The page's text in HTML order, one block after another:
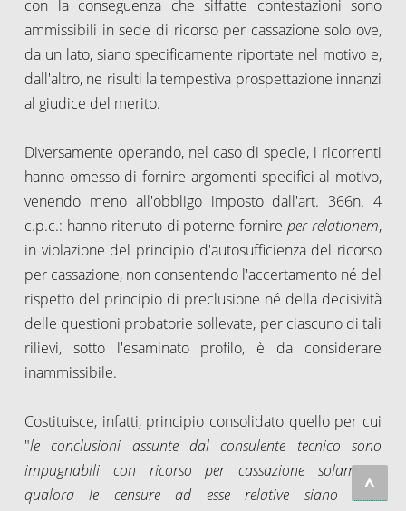
con la conseguenza che siffatte contestazioni sono
ammissibili in sede di ricorso per cassazione solo ove,
da un lato, siano specificamente riportate nel motivo e,
dall'altro, ne risulti la tempestiva prospettazione innanzi
al giudice del merito.
Diversamente operando, nel caso di specie, i ricorrenti
hanno omesso di fornire argomenti specifici al motivo,
venendo meno all'obbligo imposto dall'art. 366n. 4
c.p.c.: hanno ritenuto di poterne fornireper relationem,
in violazione del principio d'autosufficienza del ricorso
per cassazione, non consentendo l'accertamento né del
rispetto del principio di preclusione né della decisività
delle questioni probatorie sollevate, per ciascuno di tali
rilievi, sotto l'esaminato profilo, è da considerare
inammissibile.
Costituisce, infatti, principio consolidato quello per cui
"le conclusioni assunte dal consulente tecnico sono
impugnabili con ricorso per cassazione solamente
qualora le censure ad esse relative siano state^